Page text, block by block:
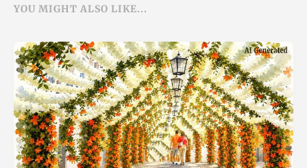
YOU MIGHT ALSO LIKE...